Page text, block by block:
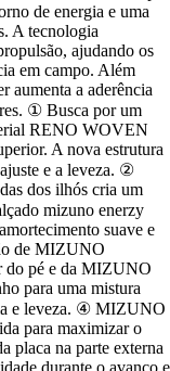
de energia e uma
A tecnologia
ajudando os
em campo. Além
aumenta a aderência
① Busca por um
RENO WOVEN
A nova estrutura
e a leveza. ②
dos ilhós cria um
mizuno enerzy
suave e
de MIZUNO
do pé e da MIZUNO
para uma mistura
e leveza. ④ MIZUNO
para maximizar o
placa na parte externa